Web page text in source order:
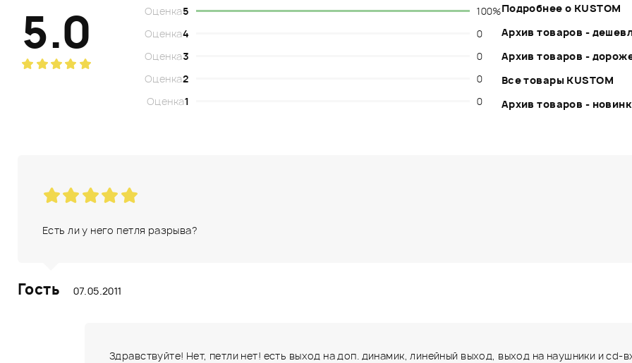
5.0 Оценка5
100%
Оценка4
0
Оценка3
0
Оценка2
0
Оценка1 0
Подробнее о KUSTOM
Архив товаров -
Архив товаров -
Все товары KUSTOM
Архив товаров -
Есть ли у него петля разрыва?
Гость 07.05.2011
Здравствуйте! Нет, петли нет! есть выход на доп. динамик, линейный выход, выход на наушники и cd-